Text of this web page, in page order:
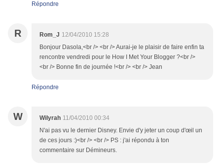
Répondre
R Rom_J 12/04/2010 15:28
Bonjour Dasola,<br /> <br /> Aurai-je le plaisir de faire enfin ta
rencontre vendredi pour le How I Met Your Blogger ?<br />
<br /> Bonne fin de journée !<br /> <br /> Jean
Répondre
W Wilyrah 11/04/2010 00:34
N'ai pas vu le dernier Disney. Envie d'y jeter un coup d'œil un
de ces jours :)<br /> <br /> PS : j'ai répondu à ton
commentaire sur Démineurs.